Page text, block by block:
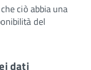
ciò abbia una
del
dati